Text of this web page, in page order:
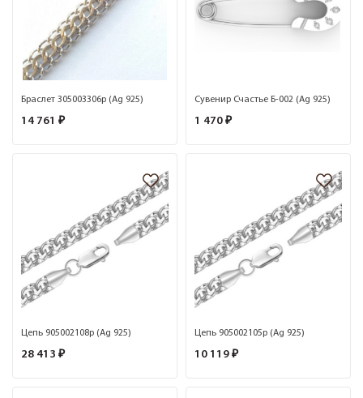
Браслет 305003306р (Ag 925)
14 761 ₽
Сувенир Счастье Б-002 (Ag 925)
1 470 ₽
Цепь 905002108р (Ag 925)
28 413 ₽
Цепь 905002105р (Ag 925)
10 119 ₽